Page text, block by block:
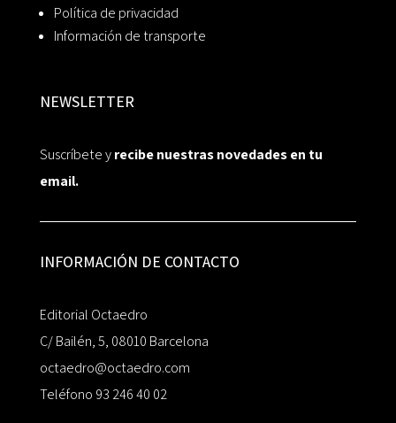
Política de privacidad
Información de transporte
NEWSLETTER
Suscríbete yrecibe nuestras novedades en tu
email.
INFORMACIÓN DE CONTACTO
Editorial Octaedro
C/ Bailén, 5, 08010 Barcelona
octaedro@octaedro.com
Teléfono 93 246 40 02